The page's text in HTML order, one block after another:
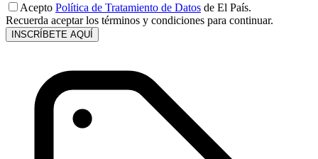
Acepto Política de Tratamiento de Datos de El País.
Recuerda aceptar los términos y condiciones para continuar.
INSCRÍBETE AQUÍ